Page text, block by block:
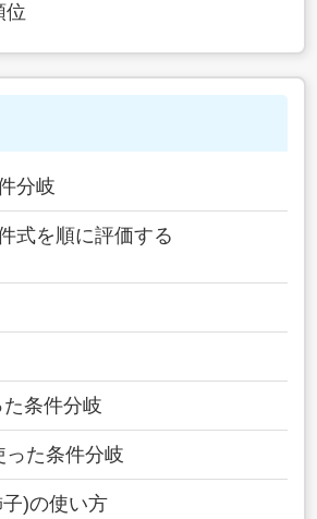
位
分岐
式を順に評価する
条件分岐
た条件分岐
)の使い方